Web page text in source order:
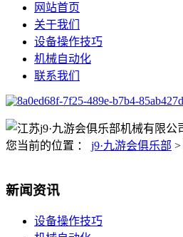
网站首页
关于我们
设备操作技巧
机械自动化
联系我们
您当前的位置 ： j9·九游会俱乐部 >
新闻资讯
设备操作技巧